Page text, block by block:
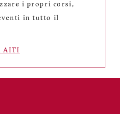
i propri corsi,
in tutto il
AITI